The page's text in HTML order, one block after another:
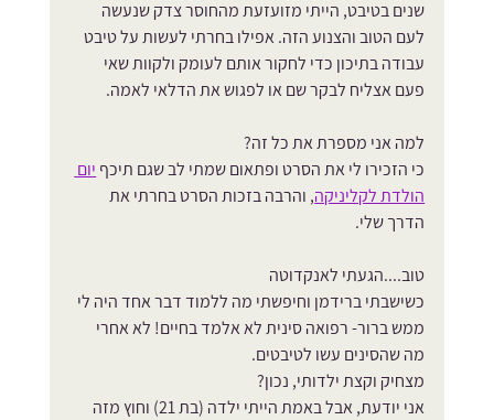
שנים בטיבט, הייתי מזועזעת מהחוסר צדק שנעשה
לעם הטוב והצנוע הזה. אפילו בחרתי לעשות על טיבט
עבודה בתיכון כדי לחקור אותם לעומק ולקוות שאי
פעם אצליח לבקר שם או לפגוש את הדלאי לאמה.
למה אני מספרת את כל זה?
כי הזכירו לי את הסרט ופתאום שמתי לב שגם תיכף יום
הולדת לקליניקה, והרבה בזכות הסרט בחרתי את
הדרך שלי.
טוב....הגעתי לאנקדוטה
כשישבתי ברידמן וחיפשתי מה ללמוד דבר אחד היה לי
ממש ברור- רפואה סינית לא אלמד בחיים! לא אחרי
מה שהסינים עשו לטיבטים.
מצחיק וקצת ילדותי, נכון?
אני יודעת, אבל באמת הייתי ילדה (בת 21) וחוץ מזה